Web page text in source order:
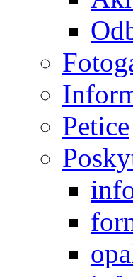
Petice